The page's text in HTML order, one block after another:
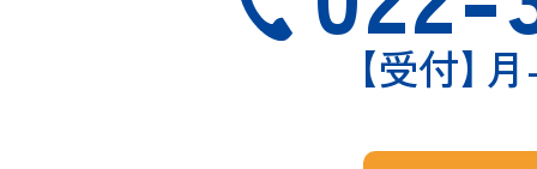
【受付】